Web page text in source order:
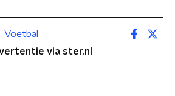
Voetbal
via ster.nl